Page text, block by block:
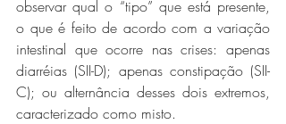
observar qual o “tipo” que está presente,
o que é feito de acordo com a variação
intestinal que ocorre nas crises: apenas
diarréias (SII-D); apenas constipação (SII-
C); ou alternância desses dois extremos,
caracterizado como misto.